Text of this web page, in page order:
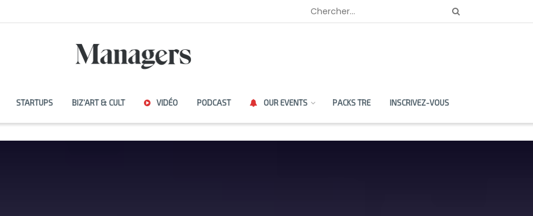
STARTUPS BIZ’ART & CULT VIDÉO PODCAST OUR EVENTS PACKS TRE INSCRIVEZ-VOUS